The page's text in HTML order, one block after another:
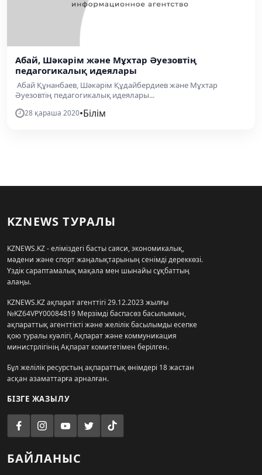
Абай, Шәкәрім және Мұхтар Әуезовтің
педагогикалық идеялары
Абай Құнанбаев, Шәкәрім Құдайбердиев және Мұхтар
Әуезовтің педагогикалық идеялары...
28 қараша 2020•Білім
KZNEWS ТУРАЛЫ
KZNEWS.KZ - еліміздегі басты саяси, экономикалық,
мәдени және спорт жаңалықтарының сенімді дереккөзі.
Үздік сараптамалық мақала мен шынайы сұқбаттың
алаңы.
KZNEWS.KZ ақпарат агенттігі 29.12.2023 жылғы
№KZ64VPY00084819 Мерзімді баспасөз басылымын,
ақпараттық агенттікті және желілік басылымды есепке
қою туралы куәлігі, Ақпарат және коммуникация
министрлігінің Ақпарат комитетімен берілген.
Бұл желілік ресурстың ақпараттық өнімдері 18 жастан
асқан азаматтарға арналған.
БІЗГЕ ЖАЗЫЛУ
БАЙЛАНЫС